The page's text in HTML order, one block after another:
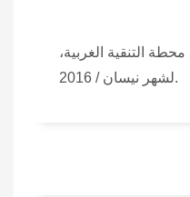
التنقية الغربية،
لشهر نيسان / 2016.